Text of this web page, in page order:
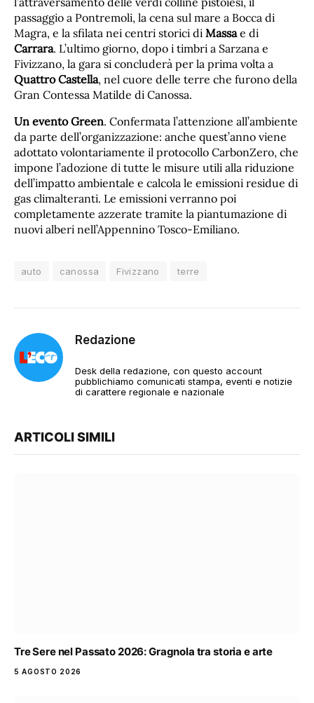
passaggio a Pontremoli, la cena sul mare a Bocca di
Magra, e la sfilata nei centri storici di Massae di
Carrara. L’ultimo giorno, dopo i timbri a Sarzana e
Fivizzano, la gara si concluderà per la prima volta a
Quattro Castella, nel cuore delle terre che furono della
Gran Contessa Matilde di Canossa.
Un evento Green. Confermata l’attenzione all’ambiente
da parte dell’organizzazione: anche quest’anno viene
adottato volontariamente il protocollo CarbonZero, che
impone l’adozione di tutte le misure utili alla riduzione
dell’impatto ambientale e calcola le emissioni residue di
gas climalteranti. Le emissioni verranno poi
completamente azzerate tramite la piantumazione di
nuovi alberi nell’Appennino Tosco-Emiliano.
auto canossa Fivizzano terre
Redazione
Desk della redazione, con questo account
pubblichiamo comunicati stampa, eventi e notizie
di carattere regionale e nazionale
ARTICOLI SIMILI
Tre Sere nel Passato 2026: Gragnola tra storia e arte
5 AGOSTO 2026